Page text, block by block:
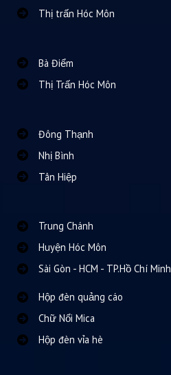
Thị trấn Hóc Môn
Bà Điểm
Thị Trấn Hóc Môn
Đông Thạnh
Nhị Bình
Tân Hiệp
Trung Chánh
Huyện Hóc Môn
Sài Gòn - HCM - TP.Hồ Chí Minh
Hộp đèn quảng cáo
Chữ Nổi Mica
Hộp đèn vỉa hè